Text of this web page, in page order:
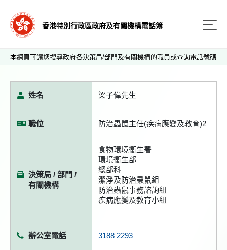
香港特別行政區政府及有關機構電話簿
本網頁可讓您搜尋政府各決策局/部門及有關機構的職員或查詢電話號碼
姓名 梁子偉先生
職位 防治蟲鼠主任(疾病應變及教育)2
決策局 / 部門 /
有關機構
食物環境衞生署
環境衞生部
總部科
潔淨及防治蟲鼠組
防治蟲鼠事務諮詢組
疾病應變及教育小組
辦公室電話 3188 2293